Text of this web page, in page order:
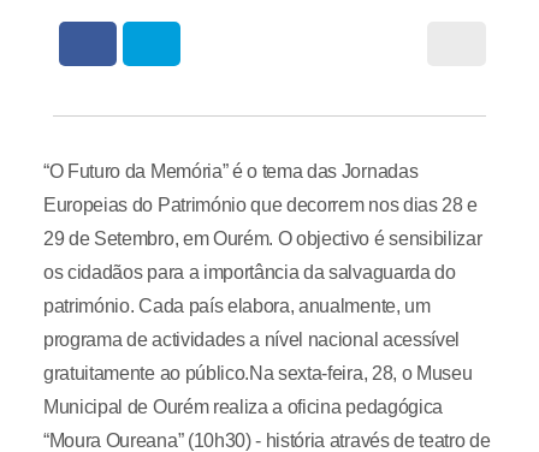
“O Futuro da Memória” é o tema das Jornadas
Europeias do Património que decorrem nos dias 28 e
29 de Setembro, em Ourém. O objectivo é sensibilizar
os cidadãos para a importância da salvaguarda do
património. Cada país elabora, anualmente, um
programa de actividades a nível nacional acessível
gratuitamente ao público.Na sexta-feira, 28, o Museu
Municipal de Ourém realiza a oficina pedagógica
“Moura Oureana” (10h30) - história através de teatro de